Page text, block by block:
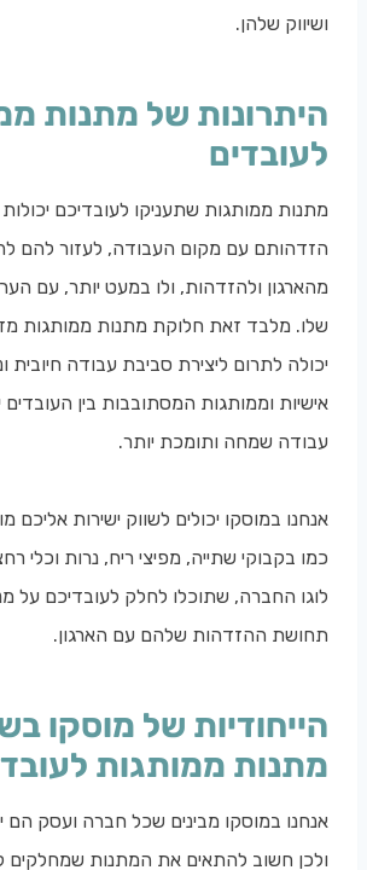
ושיווק שלהן.
היתרונות של מתנות
לעובדים
מתנות ממותגות שתעניקו לעובדיכם
הזדהותם עם מקום העבודה, לעזור להם
מהארגון ולהזדהות, ולו במעט יותר, עם
שלו. מלבד זאת חלוקת מתנות ממותגות
יכולה לתרום ליצירת סביבת עבודה חיובית
אישיות וממותגות המסתובבות בין העובדים
עבודה שמחה ותומכת יותר.
אנחנו במוסקו יכולים לשווק ישירות אליכם
כמו בקבוקי שתייה, מפיצי ריח, נרות וכלי
לוגו החברה, שתוכלו לחלק לעובדיכם על
תחושת ההזדהות שלהם עם הארגון.
הייחודיות של מוסקו
מתנות ממותגות
אנחנו במוסקו מבינים שכל חברה ועסק הם
ולכן חשוב להתאים את המתנות שמחלקים